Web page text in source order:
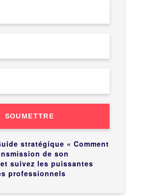
SOUMETTRE
stratégique « Comment
de son
suivez les puissantes
professionnels